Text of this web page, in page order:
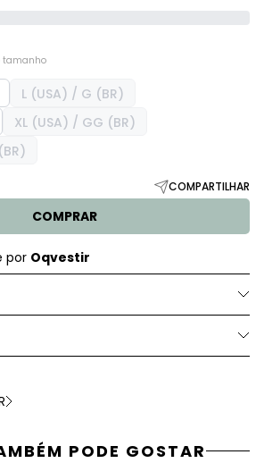
tamanho
L (USA) / G (BR)
XL (USA) / GG (BR)
COMPRAR
COMPARTILHAR
por Oqvestir
PODE GOSTAR